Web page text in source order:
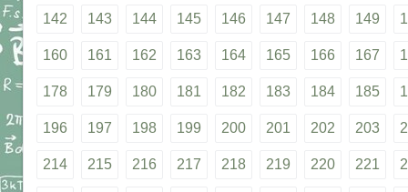
142 143 144 145 146 147 148 149
160 161 162 163 164 165 166 167
178 179 180 181 182 183 184 185
196 197 198 199 200 201 202 203
214 215 216 217 218 219 220 221